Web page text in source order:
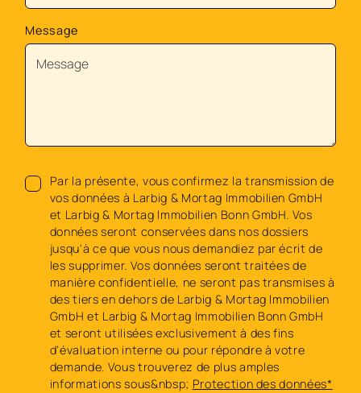
Message
Par la présente, vous confirmez la transmission de
vos données à Larbig & Mortag Immobilien GmbH
et Larbig & Mortag Immobilien Bonn GmbH. Vos
données seront conservées dans nos dossiers
jusqu'à ce que vous nous demandiez par écrit de
les supprimer. Vos données seront traitées de
manière confidentielle, ne seront pas transmises à
des tiers en dehors de Larbig & Mortag Immobilien
GmbH et Larbig & Mortag Immobilien Bonn GmbH
et seront utilisées exclusivement à des fins
d'évaluation interne ou pour répondre à votre
demande. Vous trouverez de plus amples
informations sous&nbsp; Protection des données*